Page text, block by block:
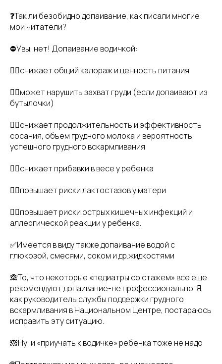
❓Так ли безобидно допаивание, как писали многие
мои читатели?
⛔️Увы, нет! Допаивание водичкой:
👉🏻снижает общий калораж и ценность питания
👉🏻может нарушить захват груди (если допаивают из
бутылочки)
👉🏻снижает продолжительность и эффективность
сосания, объем грудного молока и вероятность
успешного грудного вскармливания
👉🏻снижает прибавки в весе у ребенка
👉🏻повышает риски лактостазов у матери
👉🏻повышает риски острых кишечных инфекций и
аллергической реакции у ребенка.
✅Имеется в виду также допаивание водой с
глюкозой, смесями, соком и др.жидкостями
🙈То, что некоторые «педиатры со стажем» все еще
рекомендуют допаивание-не профессионально. Я,
как руководитель службы поддержки грудного
вскармливания в Национальном Центре, постараюсь
исправить эту ситуацию.
🙈Ну, и «приучать к водичке» ребенка тоже не надо